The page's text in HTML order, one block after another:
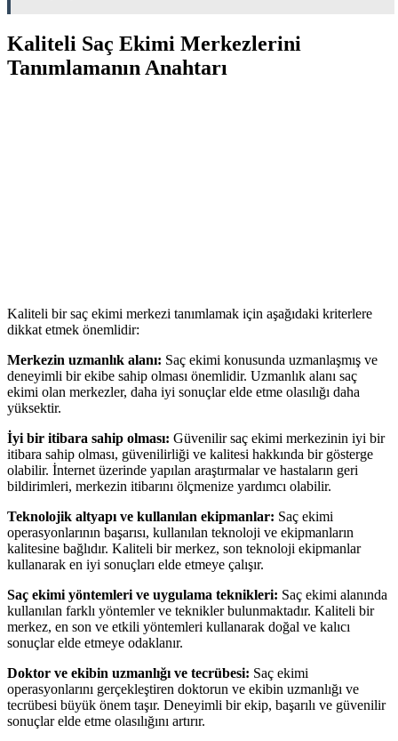
Kaliteli Saç Ekimi Merkezlerini
Tanımlamanın Anahtarı
Kaliteli bir saç ekimi merkezi tanımlamak için aşağıdaki kriterlere
dikkat etmek önemlidir:
Merkezin uzmanlık alanı: Saç ekimi konusunda uzmanlaşmış ve
deneyimli bir ekibe sahip olması önemlidir. Uzmanlık alanı saç
ekimi olan merkezler, daha iyi sonuçlar elde etme olasılığı daha
yüksektir.
İyi bir itibara sahip olması: Güvenilir saç ekimi merkezinin iyi bir
itibara sahip olması, güvenilirliği ve kalitesi hakkında bir gösterge
olabilir. İnternet üzerinde yapılan araştırmalar ve hastaların geri
bildirimleri, merkezin itibarını ölçmenize yardımcı olabilir.
Teknolojik altyapı ve kullanılan ekipmanlar: Saç ekimi
operasyonlarının başarısı, kullanılan teknoloji ve ekipmanların
kalitesine bağlıdır. Kaliteli bir merkez, son teknoloji ekipmanlar
kullanarak en iyi sonuçları elde etmeye çalışır.
Saç ekimi yöntemleri ve uygulama teknikleri: Saç ekimi alanında
kullanılan farklı yöntemler ve teknikler bulunmaktadır. Kaliteli bir
merkez, en son ve etkili yöntemleri kullanarak doğal ve kalıcı
sonuçlar elde etmeye odaklanır.
Doktor ve ekibin uzmanlığı ve tecrübesi: Saç ekimi
operasyonlarını gerçekleştiren doktorun ve ekibin uzmanlığı ve
tecrübesi büyük önem taşır. Deneyimli bir ekip, başarılı ve güvenilir
sonuçlar elde etme olasılığını artırır.